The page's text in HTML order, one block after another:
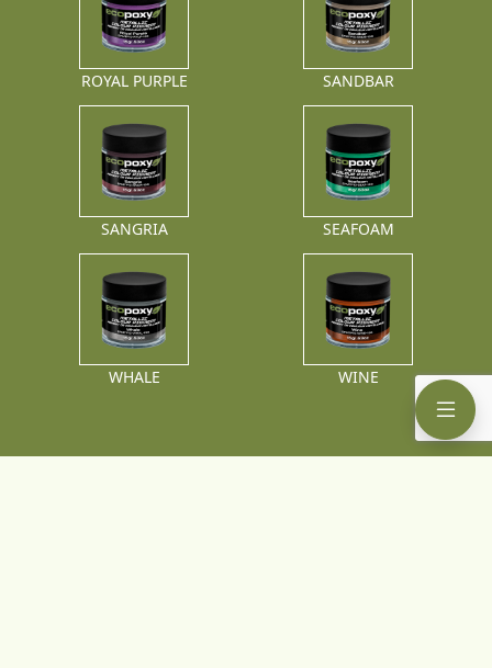
ROYAL PURPLE SANDBAR
SANGRIA SEAFOAM
WHALE WINE